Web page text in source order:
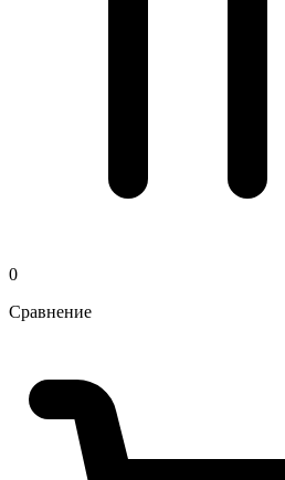
0
Сравнение